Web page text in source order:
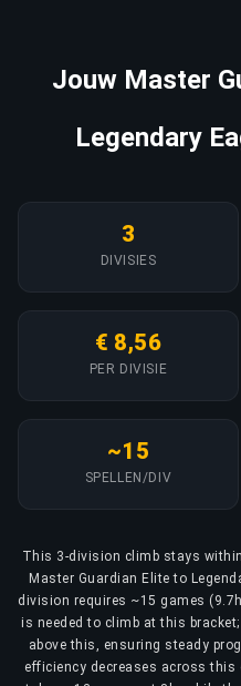
Jouw Master
Legendary
3
DIVISIES
€ 8,56
PER DIVISIE
~15
SPELLEN/DIV
This 3-division climb stays
Master Guardian Elite to
division requires ~15 games
is needed to climb at this
above this, ensuring steady
efficiency decreases across